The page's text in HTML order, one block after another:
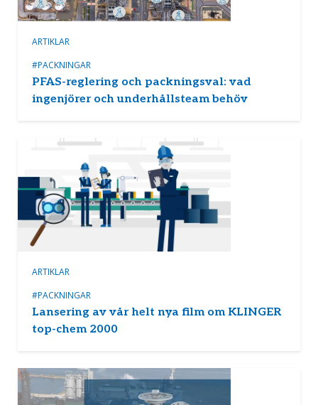
ARTIKLAR
#PACKNINGAR
PFAS-reglering och packningsval: vad
ingenjörer och underhållsteam behöv
ARTIKLAR
#PACKNINGAR
Lansering av vår helt nya film om KLINGER
top-chem 2000